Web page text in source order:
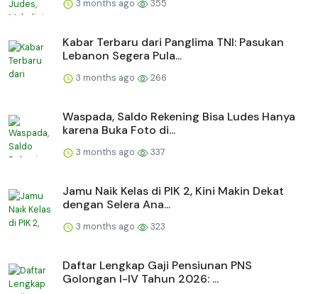
3 months ago 355
Kabar Terbaru dari Panglima TNI: Pasukan
Lebanon Segera Pula...
3 months ago 266
Waspada, Saldo Rekening Bisa Ludes Hanya
karena Buka Foto di...
3 months ago 337
Jamu Naik Kelas di PIK 2, Kini Makin Dekat
dengan Selera Ana...
3 months ago 323
Daftar Lengkap Gaji Pensiunan PNS
Golongan I-IV Tahun 2026: ...